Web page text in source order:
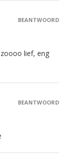
lief, eng
BEANTWOORD
BEANTWOORD